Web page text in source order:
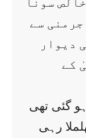
سے
دیوار
کے
گئی تھی
رہی